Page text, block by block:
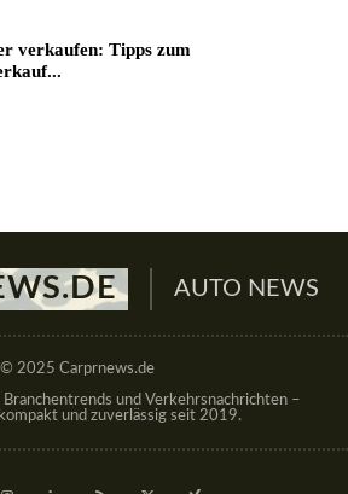
verkaufen: Tipps zum
AUTO NEWS
© 2025 Carprnews.de
und Verkehrsnachrichten –
und zuverlässig seit 2019.